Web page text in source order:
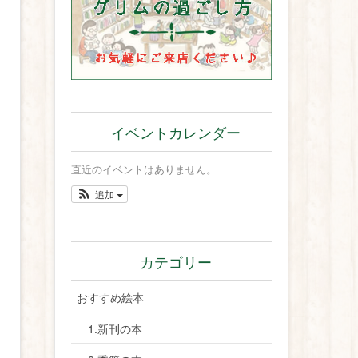
イベントカレンダー
直近のイベントはありません。
追加
カテゴリー
おすすめ絵本
1.新刊の本